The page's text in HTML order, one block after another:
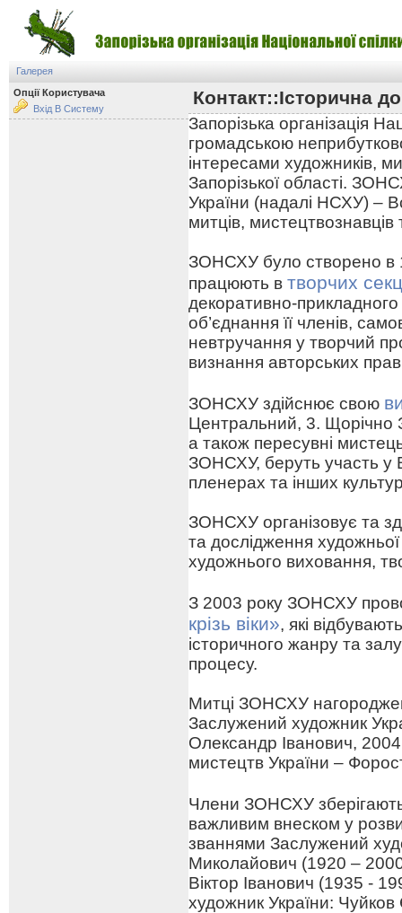
Галерея
Опції Користувача
Вхід В Систему
Контакт::Історична
Запорізька організація
громадською
інтересами художників,
Запорізької області.
України (надалі НСХУ) –
митців,
ЗОНСХУ було створено в
працюють в творчих
декоративно-
об’єднання її членів,
невтручання у творчий
визнання авторських
ЗОНСХУ здійснює свою
Центральний, 3. Щорічно
а також пересувні
ЗОНСХУ, беруть участь у
пленерах та інших
ЗОНСХУ організовує та
та дослідження
художнього виховання,
З 2003 року ЗОНСХУ
крізь віки», які
історичного жанру та
процесу.
Митці ЗОНСХУ
Заслужений художник
Олександр Іванович,
мистецтв України –
Члени ЗОНСХУ
важливим внеском у
званнями Заслужений
Миколайович (1920 –
Віктор Іванович (1935 -
художник України: